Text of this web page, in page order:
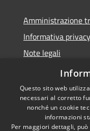
Amministrazione
Informativa privacy
Note legali
Dichiarazione di
Questo sito web
necessari al corretto
nonché un cookie
informazioni
Per maggiori dettagli,